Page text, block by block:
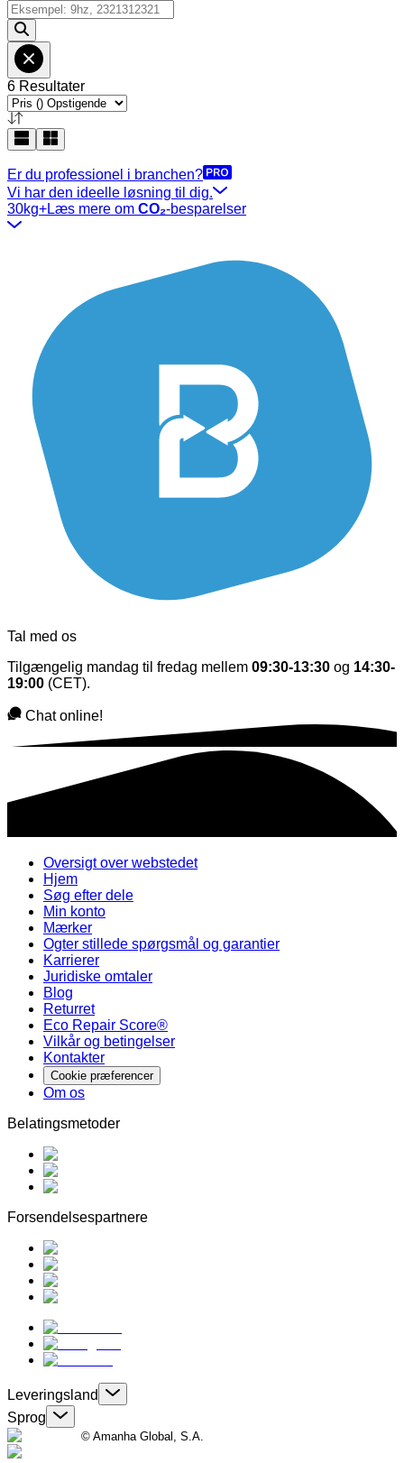
6 Resultater
Er du professionel i branchen?
Vi har den ideelle løsning til dig.
30kg+Læs mere om CO₂-besparelser
Tal med os
Tilgængelig mandag til fredag mellem 09:30-13:30 og 14:30-
19:00 (CET).
Chat online!
Oversigt over webstedet
Hjem
Søg efter dele
Min konto
Mærker
Ogter stillede spørgsmål og garantier
Karrierer
Juridiske omtaler
Blog
Returret
Eco Repair Score®
Vilkår og betingelser
Kontakter
Cookie præferencer
Om os
Belatingsmetoder
Forsendelsespartnere
Leveringsland
Sprog
© Amanha Global, S.A.